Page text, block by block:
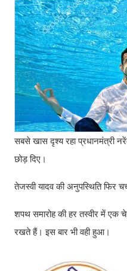
सबसे खास दृश्य रहा प्रधानमंत्री
छोड़ दिए।
तेजस्वी यादव की अनुपस्थिति फिर
शपथ समारोह की हर तस्वीर में एक
रखते हैं। इस बार भी वही हुआ।